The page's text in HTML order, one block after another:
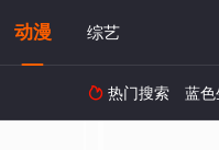
动漫 综艺
 热门搜索 蓝色